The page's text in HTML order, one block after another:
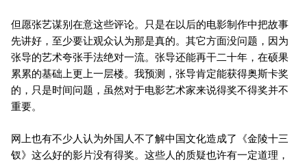
但愿张艺谋别在意这些评论。只是在以后的电影制作中把故事
先讲好，至少要让观众认为那是真的。其它方面没问题，因为
张导的艺术夸张手法绝对一流。张导还能再干二十年，在硕果
累累的基础上更上一层楼。我预测，张导肯定能获得奥斯卡奖
的，只是时间问题，虽然对于电影艺术家来说得奖不得奖并不
重要。
网上也有不少人认为外国人不了解中国文化造成了《金陵十三
钗》这么好的影片没有得奖。这些人的质疑也许有一定道理，